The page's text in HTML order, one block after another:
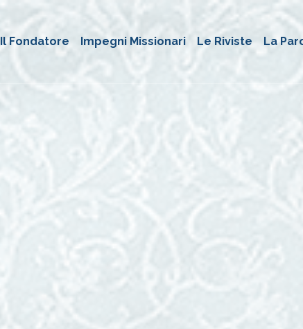
Il Fondatore Impegni Missionari Le Riviste La